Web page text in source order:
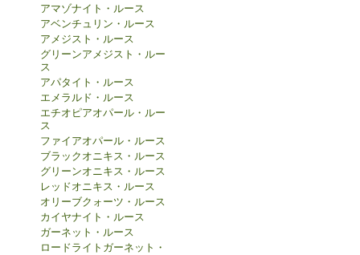
アマゾナイト・ルース
アベンチュリン・ルース
アメジスト・ルース
グリーンアメジスト・ルー
ス
アパタイト・ルース
エメラルド・ルース
エチオピアオパール・ルー
ス
ファイアオパール・ルース
ブラックオニキス・ルース
グリーンオニキス・ルース
レッドオニキス・ルース
オリーブクォーツ・ルース
カイヤナイト・ルース
ガーネット・ルース
ロードライトガーネット・